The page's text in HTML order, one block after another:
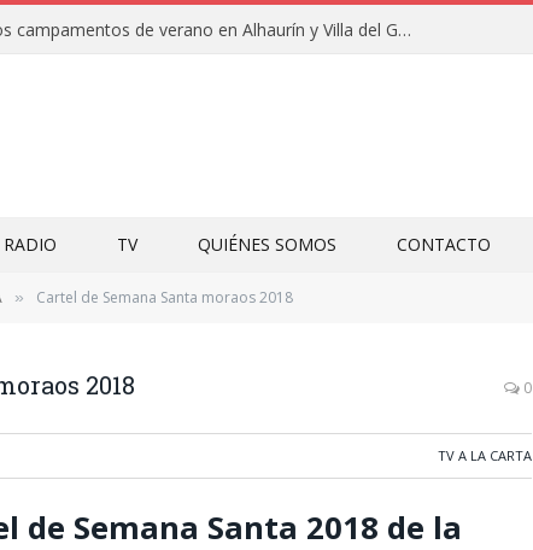
Clausuras de los campamentos de verano en Alhaurín y Villa del Guadalhorce 2026
RADIO TV QUIÉNES SOMOS CONTACTO
» Cartel de Semana Santa moraos 2018
2018 0
TV A LA CARTA
de Semana Santa 2018 de la